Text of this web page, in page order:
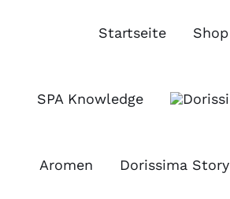
Startseite Shop
SPA Knowledge
Aromen Dorissima Story